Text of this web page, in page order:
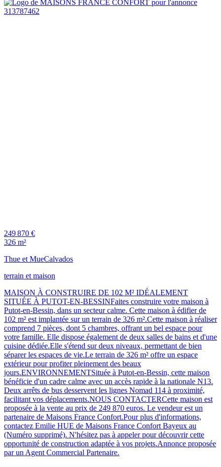
249 870 €
326 m²
Thue et MueCalvados
terrain et maison
MAISON À CONSTRUIRE DE 102 M² IDÉALEMENT
SITUÉE À PUTOT-EN-BESSINFaites construire votre maison à
Putot-en-Bessin, dans un secteur calme. Cette maison à édifier de
102 m² est implantée sur un terrain de 326 m².Cette maison à réaliser
comprend 7 pièces, dont 5 chambres, offrant un bel espace pour
votre famille. Elle dispose également de deux salles de bains et d'une
cuisine dédiée.Elle s'étend sur deux niveaux, permettant de bien
séparer les espaces de vie.Le terrain de 326 m² offre un espace
extérieur pour profiter pleinement des beaux
jours.ENVIRONNEMENTSituée à Putot-en-Bessin, cette maison
bénéficie d'un cadre calme avec un accès rapide à la nationale N13.
Deux arrêts de bus desservent les lignes Nomad 114 à proximité,
facilitant vos déplacements.NOUS CONTACTERCette maison est
proposée à la vente au prix de 249 870 euros. Le vendeur est un
partenaire de Maisons France Confort.Pour plus d'informations,
contactez Emilie HUE de Maisons France Confort Bayeux au
(Numéro supprimé). N'hésitez pas à appeler pour découvrir cette
opportunité de construction adaptée à vos projets.Annonce proposée
par un Agent Commercial Partenaire.